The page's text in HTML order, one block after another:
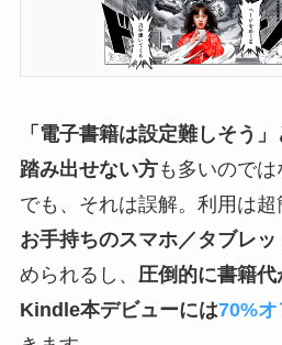
「電子書籍は設定難しそう
踏み出せない方も多いのでは
でも、それは誤解。利用は超
お手持ちのスマホ／タブレ
められるし、 圧倒的に書籍代
Kindle本デビューには70%